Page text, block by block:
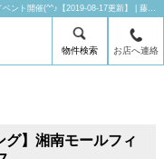
【ＣＥＮＴＵＲＹ２１富士ハウジング】湘南モールフィル店 イベント開催(^^♪【2019-08-17更新】 | 藤沢の賃貸はセンチュリー21富士ハウジングにお任せ下さい！
物件検索 お店へ連絡
グ】湘南モールフィ